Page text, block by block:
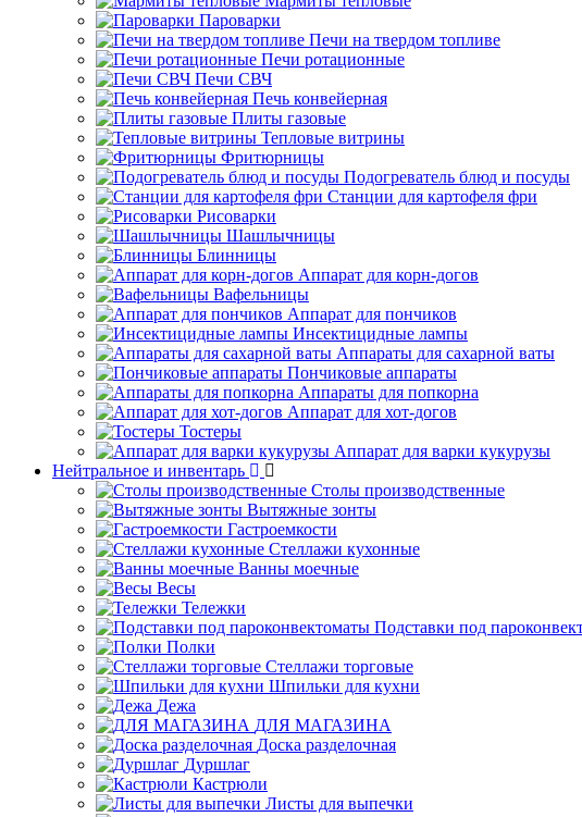
Пароварки
Печи на твердом топливе
Печи ротационные
Печи СВЧ
Печь конвейерная
Плиты газовые
Тепловые витрины
Фритюрницы
Подогреватель блюд и посуды
Станции для картофеля фри
Рисоварки
Шашлычницы
Блинницы
Аппарат для корн-догов
Вафельницы
Аппарат для пончиков
Инсектицидные лампы
Аппараты для сахарной ваты
Пончиковые аппараты
Аппараты для попкорна
Аппарат для хот-догов
Тостеры
Аппарат для варки кукурузы
Нейтральное и инвентарь
Столы производственные
Вытяжные зонты
Гастроемкости
Стеллажи кухонные
Ванны моечные
Весы
Тележки
Подставки под
Полки
Стеллажи торговые
Шпильки для кухни
Дежа
ДЛЯ МАГАЗИНА
Доска разделочная
Дуршлаг
Кастрюли
Листы для выпечки